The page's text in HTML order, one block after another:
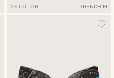
23 COLORI TRENDHIM